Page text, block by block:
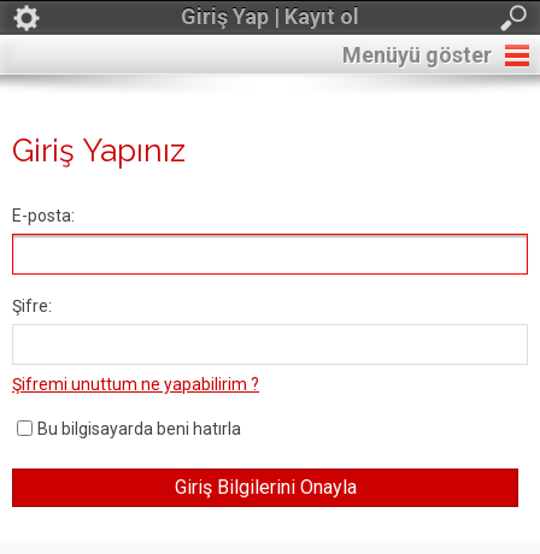
Giriş Yap | Kayıt ol
Menüyü göster
Giriş Yapınız
E-posta:
Şifre:
Şifremi unuttum ne yapabilirim ?
Bu bilgisayarda beni hatırla